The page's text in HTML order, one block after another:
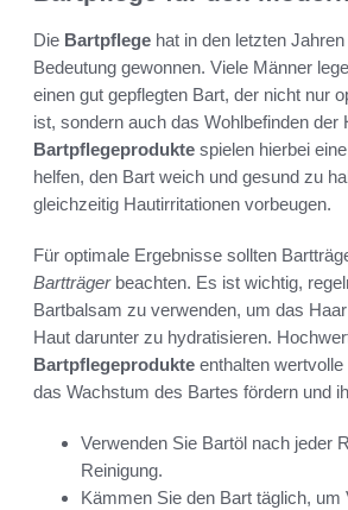
Die Bartpflege hat in den letzten
Bedeutung gewonnen. Viele Männer
einen gut gepflegten Bart, der nicht nur
ist, sondern auch das Wohlbefinden der
Bartpflegeprodukte spielen hierbei
helfen, den Bart weich und gesund zu
gleichzeitig Hautirritationen vorbeugen.
Für optimale Ergebnisse sollten
Bartträgerbeachten. Es ist wichtig,
Bartbalsam zu verwenden, um das
Haut darunter zu hydratisieren.
Bartpflegeprodukte enthalten
das Wachstum des Bartes fördern und
Verwenden Sie Bartöl nach jeder
Reinigung.
Kämmen Sie den Bart täglich, um